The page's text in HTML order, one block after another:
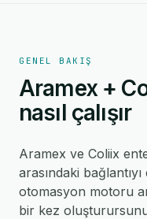
GENEL BAKIŞ
Aramex +
nasıl çalışır
Aramex ve Coliix
arasındaki
otomasyon motoru
bir kez